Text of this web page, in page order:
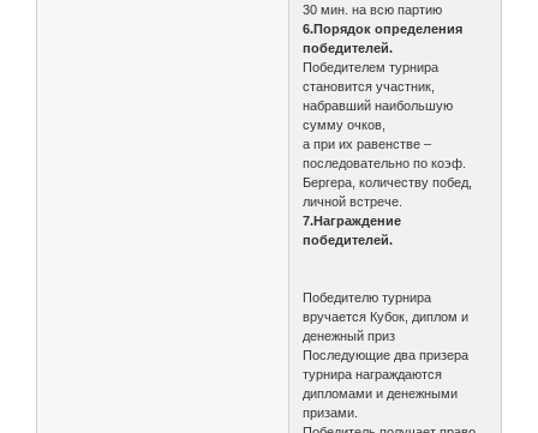
30 мин. на всю партию
6.Порядок определения
победителей.
Победителем турнира
становится участник,
набравший наибольшую
сумму очков,
а при их равенстве –
последовательно по коэф.
Бергера, количеству побед,
личной встрече.
7.Награждение
победителей.
Победителю турнира
вручается Кубок, диплом и
денежный приз
Последующие два призера
турнира награждаются
дипломами и денежными
призами.